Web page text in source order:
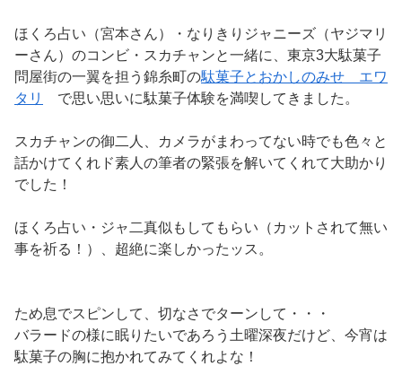
ほくろ占い（宮本さん）・なりきりジャニーズ（ヤジマリ
ーさん）のコンビ・スカチャンと一緒に、東京3大駄菓子
問屋街の一翼を担う錦糸町の駄菓子とおかしのみせ エワ
タリ
で思い思いに駄菓子体験を満喫してきました。
スカチャンの御二人、カメラがまわってない時でも色々と
話かけてくれド素人の筆者の緊張を解いてくれて大助かり
でした！
ほくろ占い・ジャ二真似もしてもらい（カットされて無い
事を祈る！）、超絶に楽しかったッス。
ため息でスピンして、切なさでターンして・・・
バラードの様に眠りたいであろう土曜深夜だけど、今宵は
駄菓子の胸に抱かれてみてくれよな！